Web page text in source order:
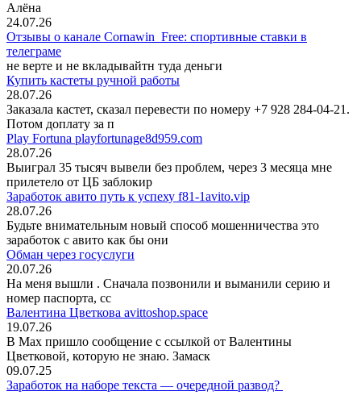
Алёна
24.07.26
Отзывы о канале Cornawin_Free: спортивные ставки в
телеграме
не верте и не вкладывайтн туда деньги
Купить кастеты ручной работы
28.07.26
Заказала кастет, сказал перевести по номеру +7 928 284-04-21.
Потом доплату за п
Play Fortuna playfortunage8d959.com
28.07.26
Выиграл 35 тысяч вывели без проблем, через 3 месяца мне
прилетело от ЦБ заблокир
Заработок авито путь к успеху f81-1avito.vip
28.07.26
Будьте внимательным новый способ мошенничества это
заработок с авито как бы они
Обман через госуслуги
20.07.26
На меня вышли . Сначала позвонили и выманили серию и
номер паспорта, сс
Валентина Цветкова avittoshop.space
19.07.26
В Мах пришло сообщение с ссылкой от Валентины
Цветковой, которую не знаю. Замаск
09.07.25
Заработок на наборе текста — очередной развод?